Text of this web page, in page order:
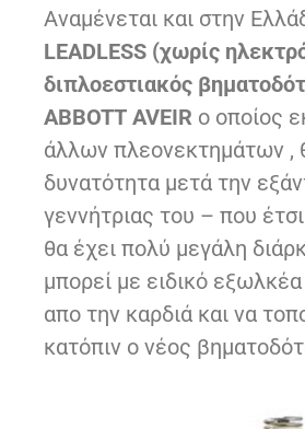
Αναμένεται και στην
LEADLESS (χωρίς
διπλοεστιακός
ABBOTT AVEIR ο οποίος
άλλων πλεονεκτημάτων ,
δυνατότητα μετά την
γεννήτριας του – που
θα έχει πολύ μεγάλη
μπορεί με ειδικό εξωλκέα
απο την καρδιά και να
κατόπιν ο νέος